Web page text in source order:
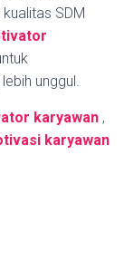
SDM
unggul.
karyawan ,
karyawan